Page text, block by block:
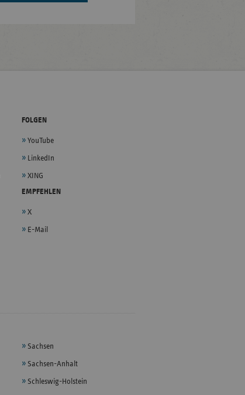
FOLGEN
YouTube
LinkedIn
XING
EMPFEHLEN
X
E-Mail
Sachsen
Sachsen-Anhalt
Schleswig-Holstein